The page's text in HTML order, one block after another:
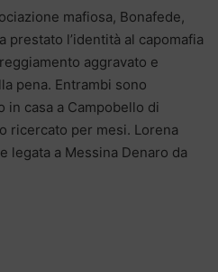
mafiosa, Bonafede,
prestato l’identità al capomafia
aggravato e
pena. Entrambi sono
in casa a Campobello di
ricercato per mesi. Lorena
legata a Messina Denaro da